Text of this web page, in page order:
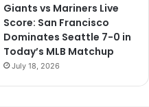
Giants vs Mariners Live
Score: San Francisco
Dominates Seattle 7-0 in
Today’s MLB Matchup
July 18, 2026